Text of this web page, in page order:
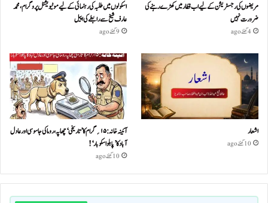
مریضوں کی رجسٹریشن کے لیے اب قطار میں کھڑے رہنے کی
ضرورت نہیں
4 گھنٹے ago
اسکولوں میں طلبہ کی رہنمائی کے لیے موٹیویشنل پروگرام، محمد
عارف شیخ سے رابطے کی اپیل
9 گھنٹے ago
اشعار
10 گھنٹے ago
آئینہ خانہ :۱۵؍گرام کا ’تاریخی‘ چھاپہ، روما کی جاسوسی اور عادل
آباد کا ’پابلو اسکوبار‘!
10 گھنٹے ago